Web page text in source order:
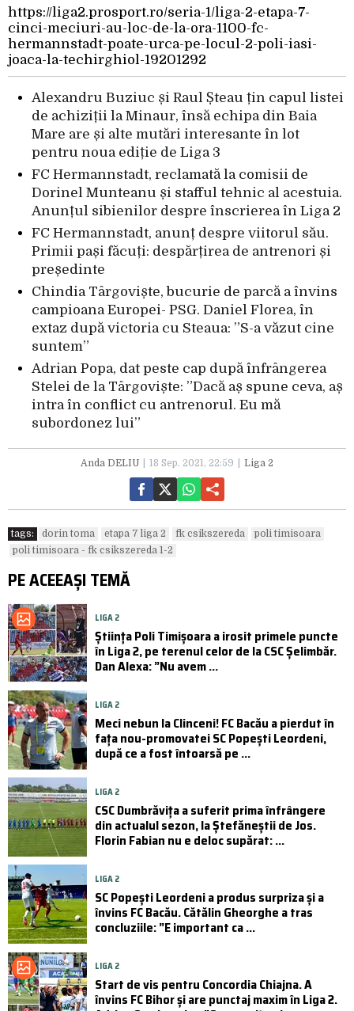
https://liga2.prosport.ro/seria-1/liga-2-etapa-7-
cinci-meciuri-au-loc-de-la-ora-1100-fc-
hermannstadt-poate-urca-pe-locul-2-poli-iasi-
joaca-la-techirghiol-19201292
Alexandru Buziuc și Raul Șteau țin capul listei
de achiziții la Minaur, însă echipa din Baia
Mare are și alte mutări interesante în lot
pentru noua ediție de Liga 3
FC Hermannstadt, reclamată la comisii de
Dorinel Munteanu și stafful tehnic al acestuia.
Anunțul sibienilor despre înscrierea în Liga 2
FC Hermannstadt, anunț despre viitorul său.
Primii pași făcuți: despărțirea de antrenori și
președinte
Chindia Târgoviște, bucurie de parcă a învins
campioana Europei- PSG. Daniel Florea, în
extaz după victoria cu Steaua: ”S-a văzut cine
suntem”
Adrian Popa, dat peste cap după înfrângerea
Stelei de la Târgoviște: ”Dacă aș spune ceva, aș
intra în conflict cu antrenorul. Eu mă
subordonez lui”
Anda DELIU 18 Sep. 2021, 22:59 Liga 2
tags: dorin toma etapa 7 liga 2 fk csikszereda
poli timisoara
poli timisoara - fk csikszereda 1-2
PE ACEEAȘI TEMĂ
LIGA 2
Știința Poli Timișoara a irosit primele puncte
în Liga 2, pe terenul celor de la CSC Șelimbăr.
Dan Alexa: ”Nu avem ...
LIGA 2
Meci nebun la Clinceni! FC Bacău a pierdut în
fața nou-promovatei SC Popești Leordeni,
după ce a fost întoarsă pe ...
LIGA 2
CSC Dumbrăvița a suferit prima înfrângere
din actualul sezon, la Ștefăneștii de Jos.
Florin Fabian nu e deloc supărat: ...
LIGA 2
SC Popești Leordeni a produs surpriza și a
învins FC Bacău. Cătălin Gheorghe a tras
concluziile: ”E important ca ...
LIGA 2
Start de vis pentru Concordia Chiajna. A
învins FC Bihor și are punctaj maxim în Liga 2.